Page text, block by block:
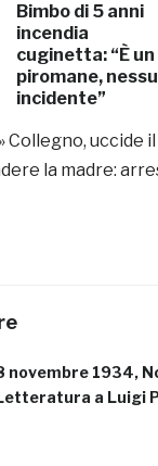
Bimbo di 5 anni
incendia
cuginetta: “È un
piromane,
incidente”
»Collegno, uccide
la madre:
novembre 1934,
a Luigi